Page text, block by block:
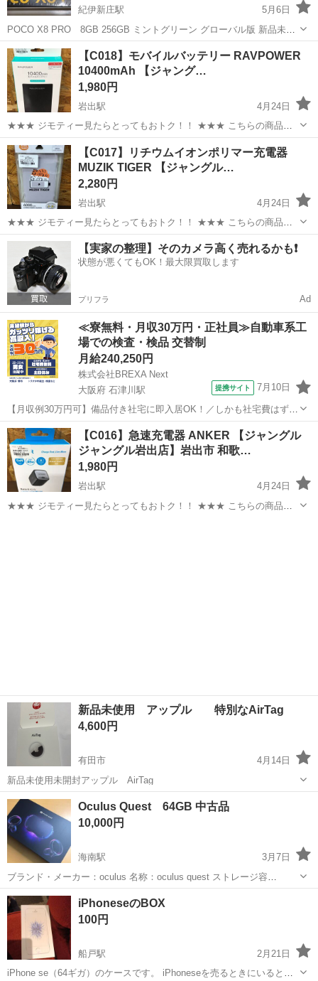
紀伊新庄駅
5月6日
POCO X8 PRO 8GB 256GB ミントグリーン グローバル版 新品未開
封です ベンチマークスコア200万点！ iPhone17とほぼ同じ！超コスパ
未開封品なのでいかなる場合でも返品は受け付けられません。ご了...
和歌山 田辺市 紀伊新庄駅 その他 POCO
【C018】モバイルバッテリー RAVPOWER
10400mAh 【ジャング…
1,980円
岩出駅
4月24日
★★★ ジモティー見たらとってもおトク！！ ★★★ こちらの商品を
店頭にてご購入の際にレジスタッフに 「ジモティーを見た」と言って
いただくと、 商品ページの価格より" 7%OFF "の特別価格にて販
売！！ スタッ...
和歌山 岩出市 岩出駅 その他
【C017】リチウムイオンポリマー充電器
MUZIK TIGER 【ジャングル…
2,280円
岩出駅
4月24日
★★★ ジモティー見たらとってもおトク！！ ★★★ こちらの商品を
店頭にてご購入の際にレジスタッフに 「ジモティーを見た」と言って
いただくと、 商品ページの価格より" 7%OFF "の特別価格にて販
売！！ スタッ...
和歌山 岩出市 岩出駅 その他 ジャングル
【実家の整理】そのカメラ高く売れるかも❗️
状態が悪くてもOK！最大限買取します
プリフラ Ad
≪寮無料・月収30万円・正社員≫自動車系工
場での検査・検品 交替制
月給240,250円
株式会社BREXA Next
大阪府 石津川駅
提携サイト 7月10日
【月収例30万円可】備品付き社宅に即入居OK！／しかも社宅費はずっ
と無料♪／トラクタ本体の製造／資格経験不問★異業種からの転職活躍
中！／赴任旅費会社負担／工場まで無料送迎あり◎《大阪府堺市》 人
気の工場のお仕事 ◇トラクタ...
大阪 堺市 石津川駅 その他
【C016】急速充電器 ANKER 【ジャングル
ジャングル岩出店】岩出市 和歌…
1,980円
岩出駅
4月24日
★★★ ジモティー見たらとってもおトク！！ ★★★ こちらの商品を
新品未使用 アップル 特別なAirTag
4,600円
有田市
4月14日
新品未使用未開封アップル AirTag
和歌山 有田市
Oculus Quest 64GB 中古品
10,000円
海南駅
3月7日
ブランド・メーカー：oculus 名称：oculus quest ストレージ容
量:64GB [商品の状態] そこまで目立った傷や汚れなどはほとんどあり
ません、丁寧に扱い使用していました。 美品になります。 写真のご確
認をお...
和歌山 海南市
iPhoneseのBOX
100円
船戸駅
2月21日
iPhone se（64ギガ）のケースです。 iPhoneseを売るときにいると思